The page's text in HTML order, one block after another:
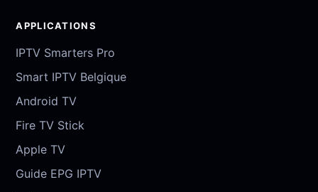
APPLICATIONS
IPTV Smarters Pro
Smart IPTV Belgique
Android TV
Fire TV Stick
Apple TV
Guide EPG IPTV